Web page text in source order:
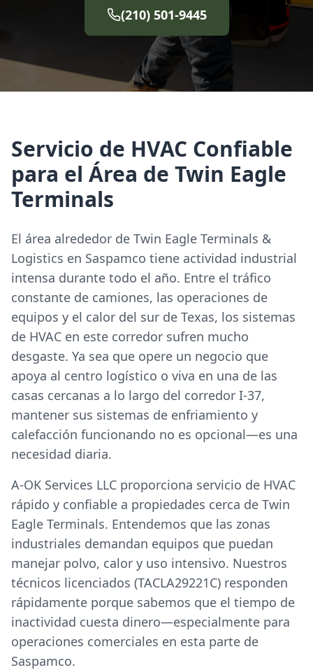
(210) 501-9445
Servicio de HVAC Confiable
para el Área de Twin Eagle
Terminals
El área alrededor de Twin Eagle Terminals &
Logistics en Saspamco tiene actividad industrial
intensa durante todo el año. Entre el tráfico
constante de camiones, las operaciones de
equipos y el calor del sur de Texas, los sistemas
de HVAC en este corredor sufren mucho
desgaste. Ya sea que opere un negocio que
apoya al centro logístico o viva en una de las
casas cercanas a lo largo del corredor I-37,
mantener sus sistemas de enfriamiento y
calefacción funcionando no es opcional—es una
necesidad diaria.
A-OK Services LLC proporciona servicio de HVAC
rápido y confiable a propiedades cerca de Twin
Eagle Terminals. Entendemos que las zonas
industriales demandan equipos que puedan
manejar polvo, calor y uso intensivo. Nuestros
técnicos licenciados (TACLA29221C) responden
rápidamente porque sabemos que el tiempo de
inactividad cuesta dinero—especialmente para
operaciones comerciales en esta parte de
Saspamco.